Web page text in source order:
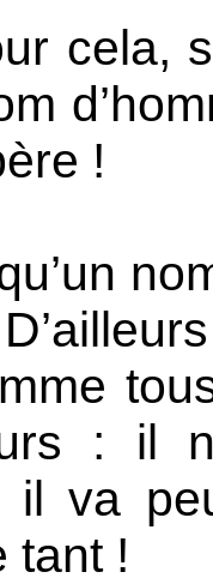
cela,
!
: il
il va
tant !